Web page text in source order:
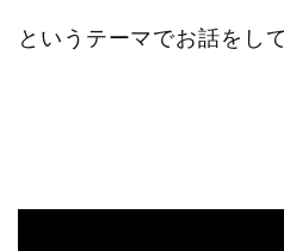
というテーマでお話をし